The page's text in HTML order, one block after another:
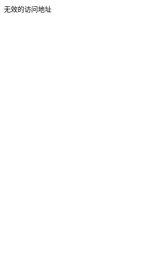
无效的访问地址